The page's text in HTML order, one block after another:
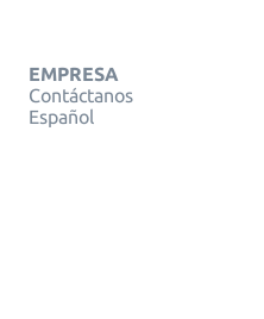
EMPRESA
Contáctanos
Español